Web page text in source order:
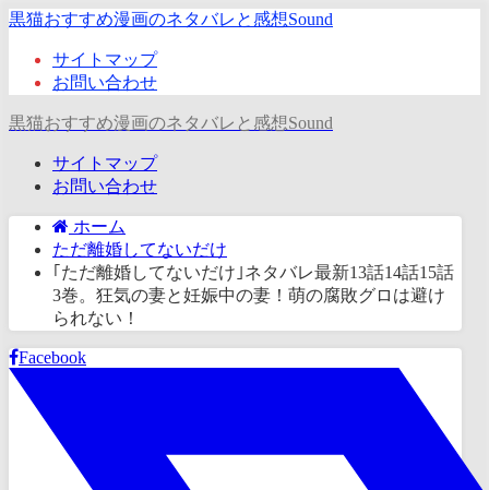
黒猫おすすめ漫画のネタバレと感想Sound
サイトマップ
お問い合わせ
黒猫おすすめ漫画のネタバレと感想Sound
サイトマップ
お問い合わせ
ホーム
ただ離婚してないだけ
｢ただ離婚してないだけ｣ネタバレ最新13話14話15話
3巻。狂気の妻と妊娠中の妻！萌の腐敗グロは避け
られない！
Facebook